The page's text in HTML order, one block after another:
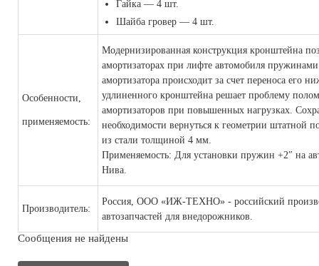
Гайка — 4 шт.
Шайба гровер — 4 шт.
Особенности,
применяемость:
Модернизированная конструкция кронштейна
амортизаторах при лифте автомобиля
амортизатора происходит за счет переноса его
удлиненного кронштейна решает проблему
амортизаторов при повышенных нагрузках.
необходимости вернуться к геометрии штатной
из стали толщиной 4 мм.
Применяемость: Для установки пружин +2″ на
Нива.
Производитель:
Россия, ООО «ИЖ-ТЕХНО» - российский
автозапчастей для внедорожников.
Сообщения не найдены